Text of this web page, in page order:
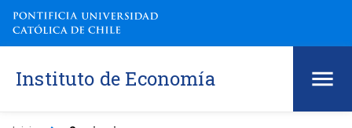
Instituto de Economía